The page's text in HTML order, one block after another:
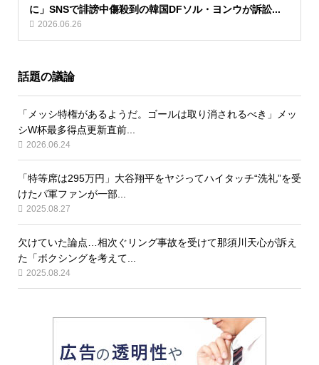
に」SNSで誹謗中傷殺到の韓国DFソル・ヨンウが訴訟...
2026.06.26
話題の議論
「メッシ特権があるようだ。ゴールは取り消されるべき」メッ
シW杯最多得点更新直前...
2026.06.24
「特等席は295万円」大谷翔平をヤジってハイタッチ“洗礼”を受
けたパ軍ファンが一部...
2025.08.27
欠けていた論点…相次ぐリング事故を受けて那須川天心が訴え
た「ボクシングを考えて...
2025.08.24